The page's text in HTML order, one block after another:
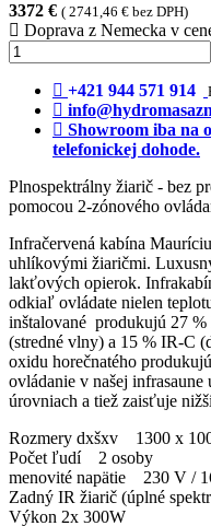
3372 € ( 2741,46 € bez DPH)
Doprava z Nemecka v
+421 944 571 914
Showroom iba na
telefonickej dohode.
Plnospektrálny žiarič - bez
pomocou 2-zónového
Infračervená kabína
uhlíkovými žiaričmi.
lakťových opierok.
odkiaľ ovládate nielen
inštalované produkujú 27
(stredné vlny) a 15 % IR-C
oxidu horečnatého
ovládanie v našej
úrovniach a tiež zaisťuje
Rozmery dxšxv 1300 x
Počet ľudí 2 osoby
menovité napätie 230 V /
Zadný IR žiarič (úplné
Výkon 2x 300W